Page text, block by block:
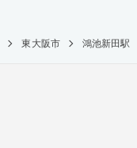
東大阪市 鴻池新田駅